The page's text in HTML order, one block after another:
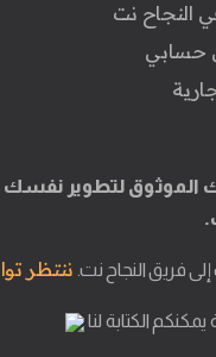
النجاح نت
حسابي
الموثوق لتطوير نفسك
فريق النجاح نت. ننتظر
يمكنكم الكتابة لنا